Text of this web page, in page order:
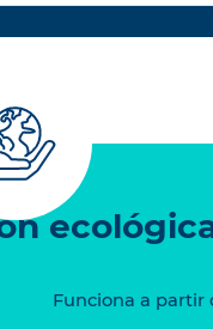
Funciona a partir